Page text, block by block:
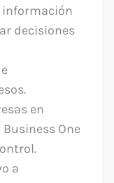
información
decisiones
en
One
a